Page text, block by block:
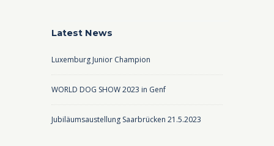
Latest News
Luxemburg Junior Champion
WORLD DOG SHOW 2023 in Genf
Jubiläumsaustellung Saarbrücken 21.5.2023